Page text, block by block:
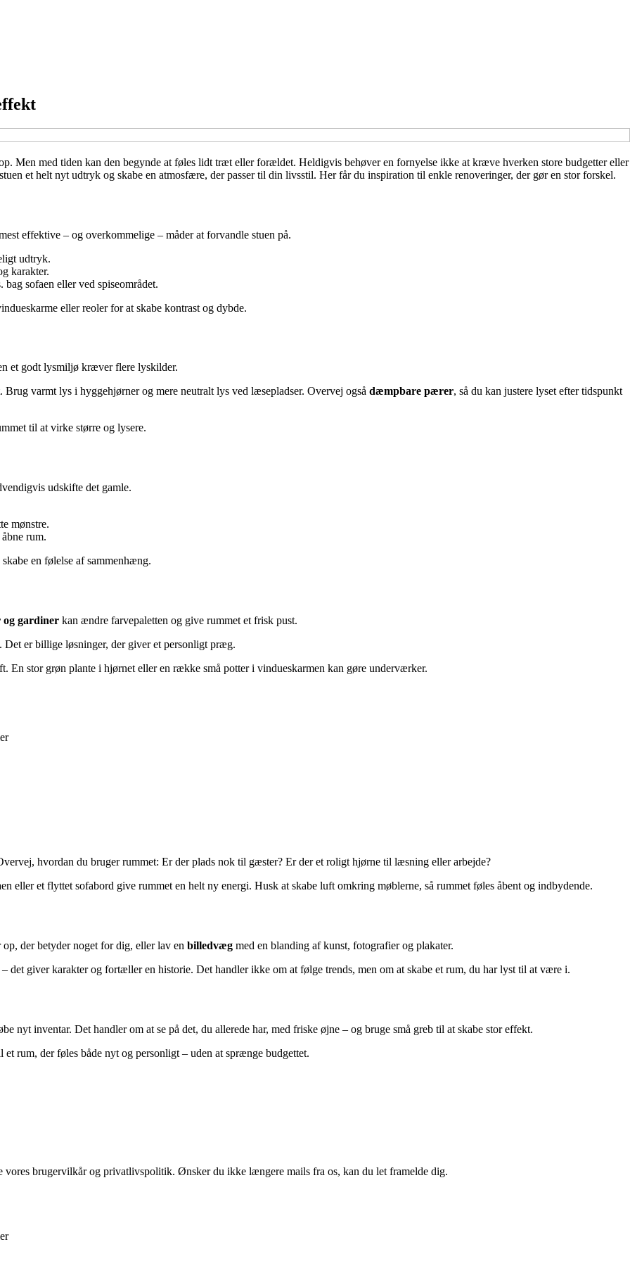
Men med tiden kan den begynde at føles lidt træt eller forældet. Heldigvis behøver en fornyelse ikke at kræve hverken store budgetter eller
et helt nyt udtryk og skabe en atmosfære, der passer til din livsstil. Her får du inspiration til enkle renoveringer, der gør en stor forskel.
effektive – og overkommelige – måder at forvandle stuen på.
udtryk.
karakter.
sofaen eller ved spiseområdet.
eller reoler for at skabe kontrast og dybde.
et godt lysmiljø kræver flere lyskilder.
varmt lys i hyggehjørner og mere neutralt lys ved læsepladser. Overvej også dæmpbare pærer, så du kan justere lyset efter tidspunkt
til at virke større og lysere.
udskifte det gamle.
mønstre.
rum.
en følelse af sammenhæng.
og gardiner kan ændre farvepaletten og give rummet et frisk pust.
er billige løsninger, der giver et personligt præg.
stor grøn plante i hjørnet eller en række små potter i vindueskarmen kan gøre underværker.
hvordan du bruger rummet: Er der plads nok til gæster? Er der et roligt hjørne til læsning eller arbejde?
eller et flyttet sofabord give rummet en helt ny energi. Husk at skabe luft omkring møblerne, så rummet føles åbent og indbydende.
der betyder noget for dig, eller lav en billedvæg med en blanding af kunst, fotografier og plakater.
det giver karakter og fortæller en historie. Det handler ikke om at følge trends, men om at skabe et rum, du har lyst til at være i.
nyt inventar. Det handler om at se på det, du allerede har, med friske øjne – og bruge små greb til at skabe stor effekt.
rum, der føles både nyt og personligt – uden at sprænge budgettet.
brugervilkår og privatlivspolitik. Ønsker du ikke længere mails fra os, kan du let framelde dig.